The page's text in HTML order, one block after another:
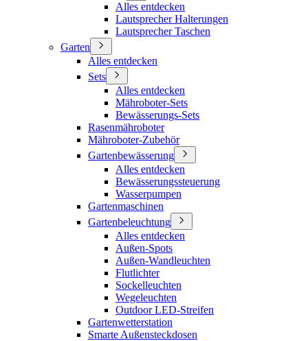
Alles entdecken
Lautsprecher Halterungen
Lautsprecher Taschen
Garten
Alles entdecken
Sets
Alles entdecken
Mähroboter-Sets
Bewässerungs-Sets
Rasenmähroboter
Mähroboter-Zubehör
Gartenbewässerung
Alles entdecken
Bewässerungssteuerung
Wasserpumpen
Gartenmaschinen
Gartenbeleuchtung
Alles entdecken
Außen-Spots
Außen-Wandleuchten
Flutlichter
Sockelleuchten
Wegeleuchten
Outdoor LED-Streifen
Gartenwetterstation
Smarte Außensteckdosen